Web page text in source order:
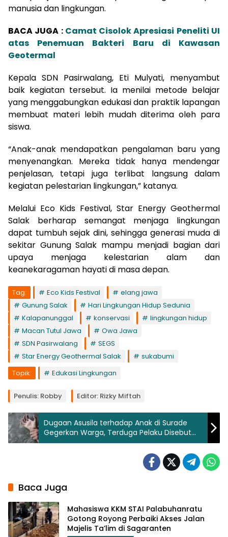
manusia dan lingkungan.
BACA JUGA : Camat Cisolok Apresiasi Peneliti UI
atas Penemuan Bakteri Baru di Kawasan
Geotermal
Kepala SDN Pasirwalang, Eti Mulyati, menyambut
baik kegiatan tersebut. Ia menilai metode belajar
yang menggabungkan edukasi dan praktik lapangan
membuat materi lebih mudah diterima oleh para
siswa.
“Anak-anak mendapatkan pengalaman baru yang
menyenangkan. Mereka tidak hanya mendengar
penjelasan, tetapi juga terlibat langsung dalam
kegiatan pelestarian lingkungan,” katanya.
Melalui Eco Kids Festival, Star Energy Geothermal
Salak berharap semangat menjaga lingkungan
dapat tumbuh sejak dini, sehingga generasi muda di
sekitar Gunung Salak mampu menjadi bagian dari
upaya menjaga kelestarian alam dan
keanekaragaman hayati di masa depan.
Tag: Eco Kids Festival
elang jawa
Gunung Salak
Hari Lingkungan Hidup Sedunia
Kalapanunggal
konservasi
lingkungan hidup
Macan Tutul Jawa
Owa Jawa
SDN Pasirwalang
SEGS
Star Energy Geothermal Salak
sukabumi
Topik:
Edukasi Lingkungan
Penulis: Robby Editor: Rizky Miftah
Dugaan Asusila terhadap Anak di Surade
Gegerkan Warga, Terduga Pelaku Disebut
Ayah Kandung Korban
Baca Juga
Mahasiswa KKM STAI Palabuhanratu
Gotong Royong Perbaiki Akses Jalan
Majelis Ta’lim di Sagaranten